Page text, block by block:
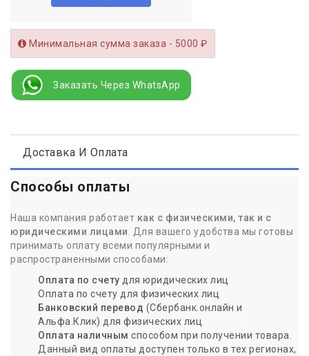
Минимальная сумма заказа - 5000 ₽
Заказать Через WhatsApp
Доставка И Оплата
Способы оплаты
Наша компания работает как с физическими, так и с
юридическими лицами . Для вашего удобства мы готовы
принимать оплату всеми популярными и
распространенными способами:
Оплата по счету для юридических лиц
Оплата по счету для физических лиц
Банковский перевод (Сбербанк.онлайн и
Альфа.Клик) для физических лиц
Оплата наличным способом при получении товара.
Данный вид оплаты доступен только в тех регионах,